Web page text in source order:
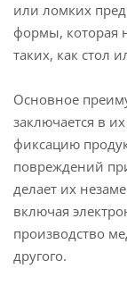
или ломких
формы, которая
таких, как стол
Основное
заключается в
фиксацию
повреждений
делает их
включая
производство
другого.